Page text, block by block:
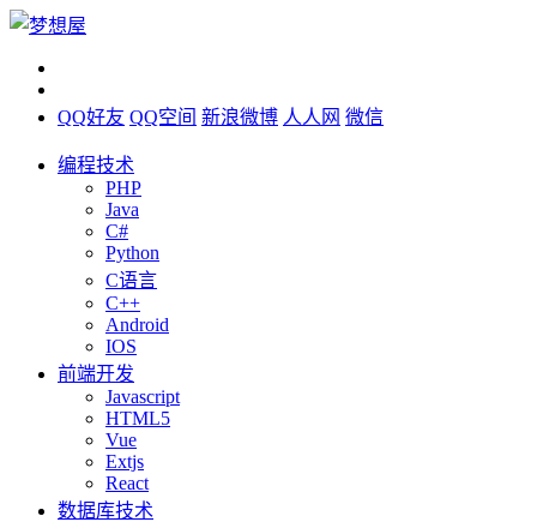
QQ好友 QQ空间 新浪微博 人人网 微信
编程技术
PHP
Java
C#
Python
C语言
C++
Android
IOS
前端开发
Javascript
HTML5
Vue
Extjs
React
数据库技术